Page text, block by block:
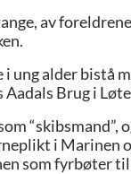
av
ung alder bistå
Aadals Brug i
“skibsmand”,
i Marinen
som fyrbøter til